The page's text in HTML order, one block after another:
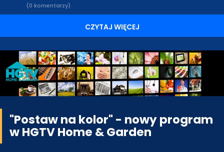
(0 komentarzy)
CZYTAJ WIĘCEJ
"Postaw na kolor" - nowy program
w HGTV Home & Garden